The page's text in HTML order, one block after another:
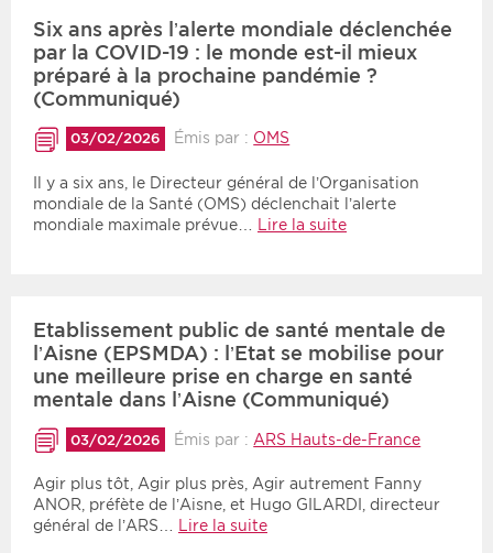
Six ans après l’alerte mondiale déclenchée
par la COVID-19 : le monde est-il mieux
préparé à la prochaine pandémie ?
(Communiqué)
03/02/2026 Émis par : OMS
Il y a six ans, le Directeur général de l’Organisation
mondiale de la Santé (OMS) déclenchait l’alerte
mondiale maximale prévue…
Lire la suite
Etablissement public de santé mentale de
l’Aisne (EPSMDA) : l’Etat se mobilise pour
une meilleure prise en charge en santé
mentale dans l’Aisne (Communiqué)
03/02/2026 Émis par : ARS Hauts-de-France
Agir plus tôt, Agir plus près, Agir autrement Fanny
ANOR, préfète de l’Aisne, et Hugo GILARDI, directeur
général de l’ARS…
Lire la suite